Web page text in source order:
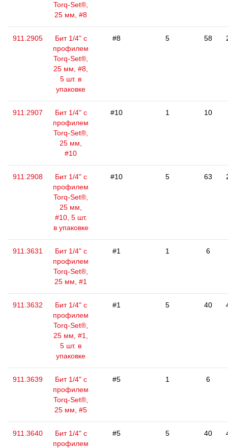
Torq-Set®,
25 мм, #8
911.2905
Бит 1/4" с
профилем
Torq-Set®,
25 мм, #8,
5 шт. в
упаковке
#8 5 58
911.2907
Бит 1/4" с
профилем
Torq-Set®,
25 мм,
#10
#10 1 10
911.2908
Бит 1/4" с
профилем
Torq-Set®,
25 мм,
#10, 5 шт.
в упаковке
#10 5 63
911.3631
Бит 1/4" с
профилем
Torq-Set®,
25 мм, #1
#1 1 6
911.3632
Бит 1/4" с
профилем
Torq-Set®,
25 мм, #1,
5 шт. в
упаковке
#1 5 40
911.3639
Бит 1/4" с
профилем
Torq-Set®,
25 мм, #5
#5 1 6
911.3640
Бит 1/4" с
профилем
#5 5 40